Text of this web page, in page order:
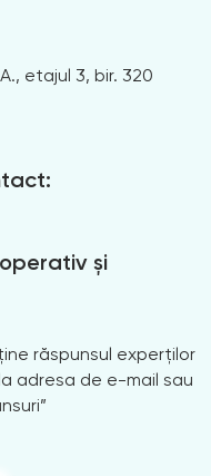
etajul 3, bir. 320
și
răspunsul experților
adresa de e-mail sau